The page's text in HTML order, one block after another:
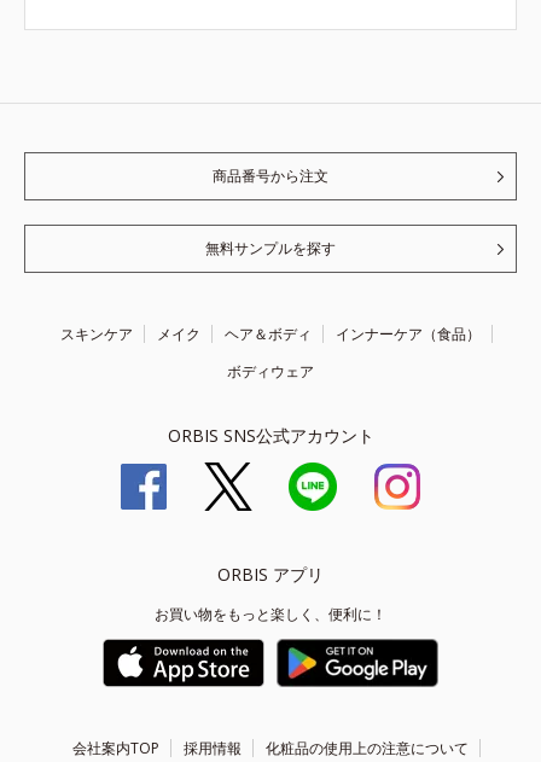
商品番号から注文
無料サンプルを探す
スキンケア メイク ヘア＆ボディ
インナーケア（食品）
ボディウェア
ORBIS SNS公式アカウント
ORBIS アプリ
お買い物をもっと楽しく、便利に！
会社案内TOP 採用情報 化粧品の使用上の注意について